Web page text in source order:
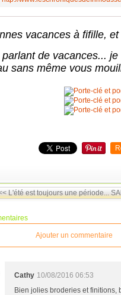
vacances à fifille,
parlant de vacances...
sans même vous
L'été est toujours une période...
Ajouter un commentaire
Cathy 10/08/2016 06:53
Bien jolies broderies et finitions,